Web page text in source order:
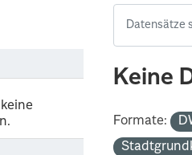
Keine
Formate: